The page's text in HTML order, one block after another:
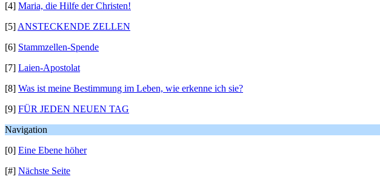
[4] Maria, die Hilfe der Christen!
[5] ANSTECKENDE ZELLEN
[6] Stammzellen-Spende
[7] Laien-Apostolat
[8] Was ist meine Bestimmung im Leben, wie erkenne ich sie?
[9] FÜR JEDEN NEUEN TAG
Navigation
[0] Eine Ebene höher
[#] Nächste Seite